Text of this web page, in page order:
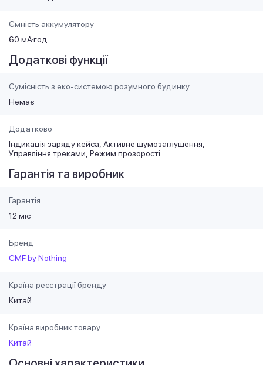
Ємність аккумулятору
60 мА·год
Додаткові функції
Сумісність з еко-системою розумного будинку
Немає
Додатково
Індикація заряду кейса Активне шумозаглушення
Управління треками Режим прозорості
Гарантія та виробник
Гарантія
12 міс
Бренд
CMF by Nothing
Країна реєстрації бренду
Китай
Країна виробник товару
Китай